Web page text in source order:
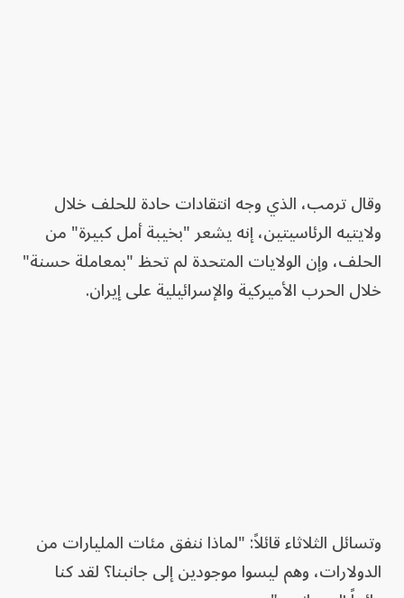
وقال ترمب، الذي وجه انتقادات حادة للحلف خلال
ولايتيه الرئاسيتين، إنه يشعر "بخيبة أمل كبيرة" من
الحلف، وإن الولايات المتحدة لم تحظ "بمعاملة حسنة"
خلال الحرب الأميركية والإسرائيلية على إيران.
وتسائل الثلاثاء قائلاً: "لماذا ننفق مئات المليارات من
الدولارات، وهم ليسوا موجودين إلى جانبنا؟ لقد كنا